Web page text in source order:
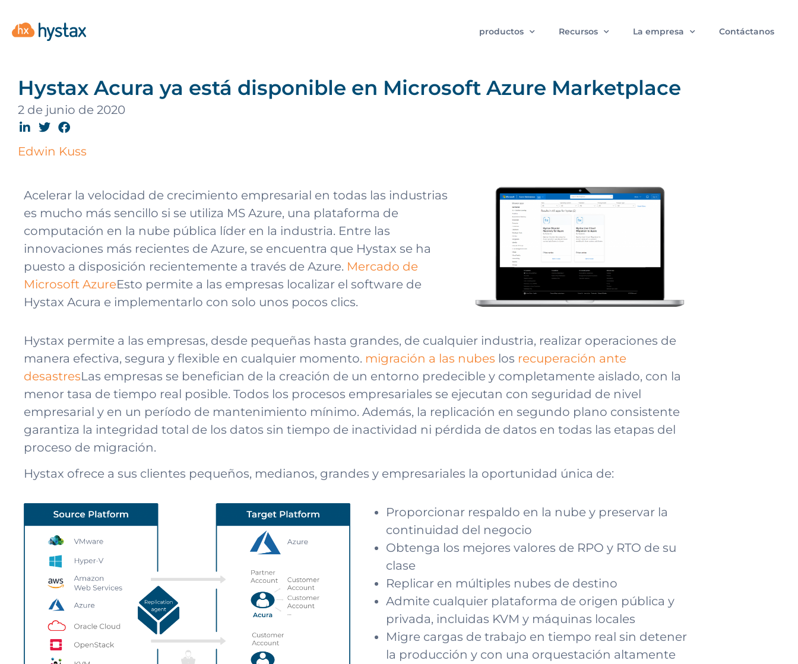
productos Recursos La empresa Contáctanos
Hystax Acura ya está disponible en Microsoft Azure Marketplace
2 de junio de 2020
Edwin Kuss
Acelerar la velocidad de crecimiento empresarial en todas las industrias
es mucho más sencillo si se utiliza MS Azure, una plataforma de
computación en la nube pública líder en la industria. Entre las
innovaciones más recientes de Azure, se encuentra que Hystax se ha
puesto a disposición recientemente a través de Azure. Mercado de
Microsoft AzureEsto permite a las empresas localizar el software de
Hystax Acura e implementarlo con solo unos pocos clics.
Hystax permite a las empresas, desde pequeñas hasta grandes, de cualquier industria, realizar operaciones de
manera efectiva, segura y flexible en cualquier momento. migración a las nubes los recuperación ante
desastresLas empresas se benefician de la creación de un entorno predecible y completamente aislado, con la
menor tasa de tiempo real posible. Todos los procesos empresariales se ejecutan con seguridad de nivel
empresarial y en un período de mantenimiento mínimo. Además, la replicación en segundo plano consistente
garantiza la integridad total de los datos sin tiempo de inactividad ni pérdida de datos en todas las etapas del
proceso de migración.
Hystax ofrece a sus clientes pequeños, medianos, grandes y empresariales la oportunidad única de:
Proporcionar respaldo en la nube y preservar la
continuidad del negocio
Obtenga los mejores valores de RPO y RTO de su
clase
Replicar en múltiples nubes de destino
Admite cualquier plataforma de origen pública y
privada, incluidas KVM y máquinas locales
Migre cargas de trabajo en tiempo real sin detener
la producción y con una orquestación altamente